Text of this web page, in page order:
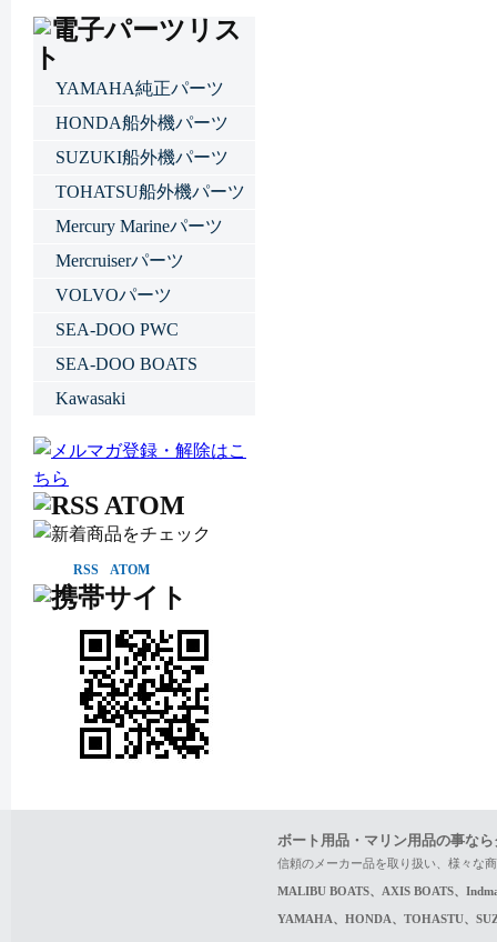
YAMAHA純正パーツ
HONDA船外機パーツ
SUZUKI船外機パーツ
TOHATSU船外機パーツ
Mercury Marineパーツ
Mercruiserパーツ
VOLVOパーツ
SEA-DOO PWC
SEA-DOO BOATS
Kawasaki
RSS ATOM
ボート用品・マリン用品の事な
信頼のメーカー品を取り扱い、様々な
MALIBU BOATS、AXIS BOATS、
YAMAHA、HONDA、TOHASTU、